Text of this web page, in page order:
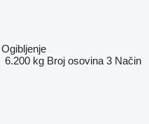
Ogibljenje
6.200 kg Broj osovina 3 Način